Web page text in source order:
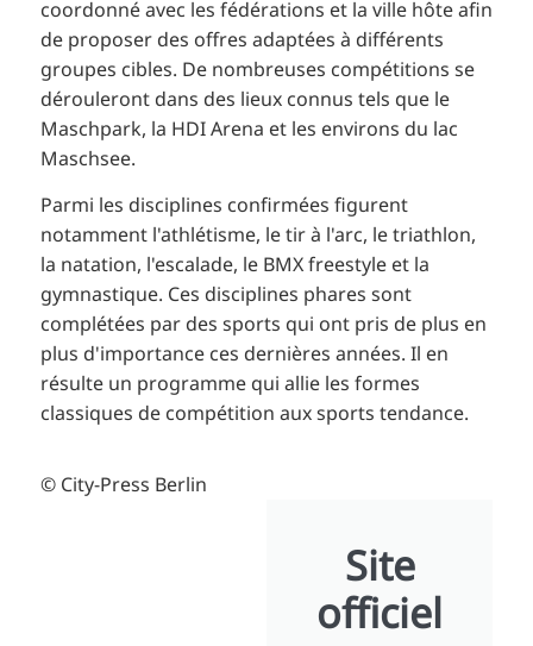
coordonné avec les fédérations et la ville hôte afin
de proposer des offres adaptées à différents
groupes cibles. De nombreuses compétitions se
dérouleront dans des lieux connus tels que le
Maschpark, la HDI Arena et les environs du lac
Maschsee.
Parmi les disciplines confirmées figurent
notamment l'athlétisme, le tir à l'arc, le triathlon,
la natation, l'escalade, le BMX freestyle et la
gymnastique. Ces disciplines phares sont
complétées par des sports qui ont pris de plus en
plus d'importance ces dernières années. Il en
résulte un programme qui allie les formes
classiques de compétition aux sports tendance.
© City-Press Berlin
Site
officiel